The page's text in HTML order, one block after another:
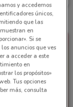
y accedemos
únicos,
que las
en
Si se
anuncios que ves
a acceder a este
en
los propósitos»
Tus opciones
más, consulta